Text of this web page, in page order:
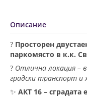
Описание
? Просторен
паркомясто в к.к.
? Отлична локация –
градски транспорт и
✨ АКТ 16 – сградата